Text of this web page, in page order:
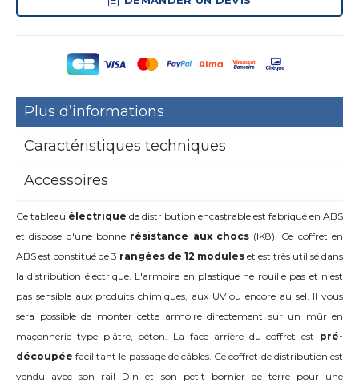
Plus d’informations
Caractéristiques techniques
Accessoires
Ce tableau électrique de distribution encastrable est fabriqué en ABS
et dispose d'une bonne résistance aux chocs(IK8). Ce coffret en
ABS est constitué de 3 rangées de 12 modules et est très utilisé dans
la distribution électrique. L'armoire en plastique ne rouille pas et n'est
pas sensible aux produits chimiques, aux UV ou encore au sel. Il vous
sera possible de monter cette armoire directement sur un mûr en
maçonnerie type plâtre, béton. La face arrière du coffret est pré-
découpée facilitant le passage de câbles. Ce coffret de distribution est
vendu avec son rail Din et son petit bornier de terre pour une